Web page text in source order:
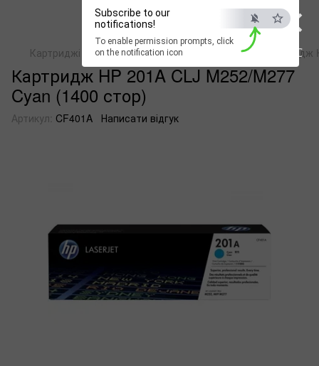
×
ESC
Subscribe to our
notifications!
To enable permission prompts, click
on the notification icon
Картриджі для лазерних кольорових пристроїв
Картридж HP 201A CLJ M252/M277
Cyan (1400 стор)
Артикул: CF401A Написати відгук